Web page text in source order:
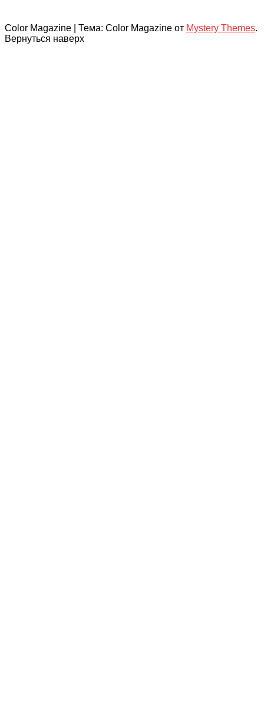
Color Magazine Тема: Color Magazine от Mystery Themes.
Вернуться наверх